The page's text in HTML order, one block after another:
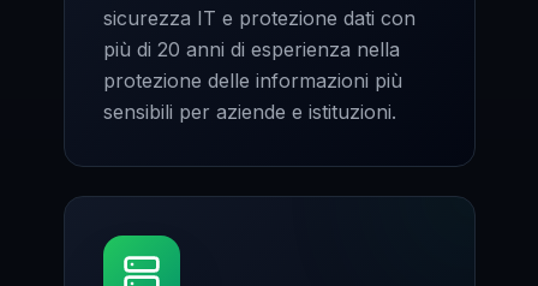
sicurezza IT e protezione dati con
più di 20 anni di esperienza nella
protezione delle informazioni più
sensibili per aziende e istituzioni.